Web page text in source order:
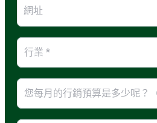
行業 *
您每月的行銷預算是多少呢？